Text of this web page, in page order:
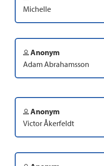
Michelle
Anonym
Adam Abrahamsson
Anonym
Victor Åkerfeldt